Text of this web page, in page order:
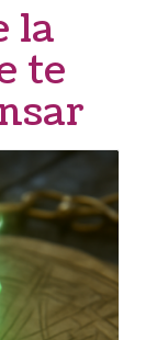
la
te